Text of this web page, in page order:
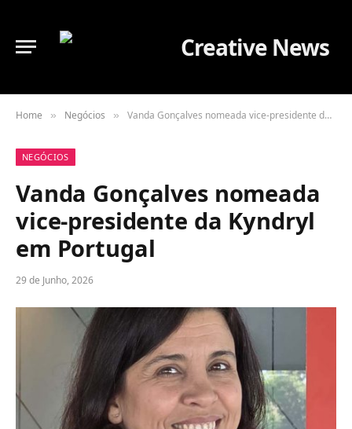
Home » Negócios » Vanda Gonçalves nomeada vice-presidente da Kyndryl em Portugal
NEGÓCIOS
Vanda Gonçalves nomeada
vice-presidente da Kyndryl
em Portugal
29 de Junho, 2026